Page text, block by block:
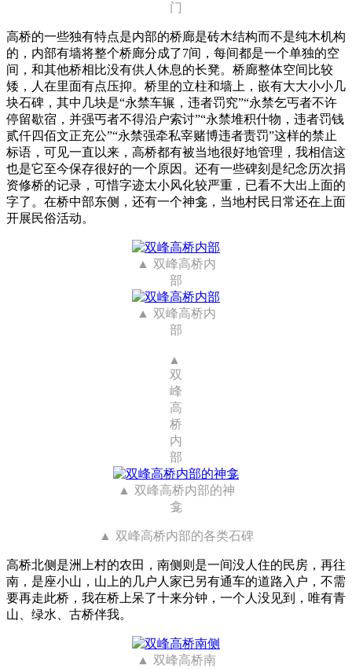
门
高桥的一些独有特点是内部的桥廊是砖木结构而不是纯木机构
的，内部有墙将整个桥廊分成了7间，每间都是一个单独的空
间，和其他桥相比没有供人休息的长凳。桥廊整体空间比较
矮，人在里面有点压抑。桥里的立柱和墙上，嵌有大大小小几
块石碑，其中几块是“永禁车辗，违者罚究”“永禁乞丐者不许
停留歇宿，并强丐者不得沿户索讨”“永禁堆积什物，违者罚钱
贰仟四佰文正充公”“永禁强牵私宰赌博违者责罚”这样的禁止
标语，可见一直以来，高桥都有被当地很好地管理，我相信这
也是它至今保存很好的一个原因。还有一些碑刻是纪念历次捐
资修桥的记录，可惜字迹太小风化较严重，已看不大出上面的
字了。在桥中部东侧，还有一个神龛，当地村民日常还在上面
开展民俗活动。
双峰高桥内
部
双峰高桥内
部
双
峰
高
桥
内
部
双峰高桥内部的神
龛
双峰高桥内部的各类石碑
高桥北侧是洲上村的农田，南侧则是一间没人住的民房，再往
南，是座小山，山上的几户人家已另有通车的道路入户，不需
要再走此桥，我在桥上呆了十来分钟，一个人没见到，唯有青
山、绿水、古桥伴我。
双峰高桥南